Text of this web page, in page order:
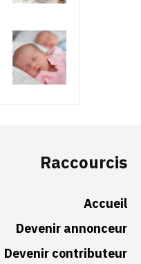
Raccourcis
Accueil
Devenir annonceur
Devenir contributeur